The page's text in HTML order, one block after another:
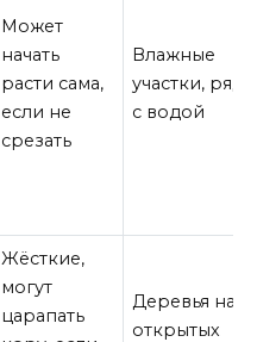
Может
начать
расти сама,
если не
срезать
Влажные
участки,
с водой
Жёсткие,
могут
царапать
Деревья на
открытых